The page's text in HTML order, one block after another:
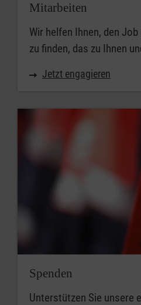
Mitarbeiten
Wir helfen Ihnen, den
zu finden, das zu Ihnen
Jetzt engagieren
Spenden
Unterstützen Sie unsere